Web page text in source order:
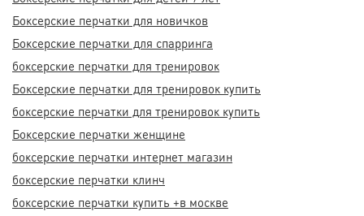
Боксерские перчатки для новичков
Боксерские перчатки для спарринга
боксерские перчатки для тренировок
Боксерские перчатки для тренировок купить
боксерские перчатки для тренировок купить
Боксерские перчатки женщине
боксерские перчатки интернет магазин
боксерские перчатки клинч
боксерские перчатки купить +в москве